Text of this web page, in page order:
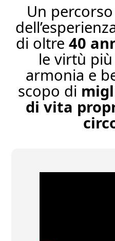
Un
di oltre 40
le virtù
armonia e
scopo di
di vita